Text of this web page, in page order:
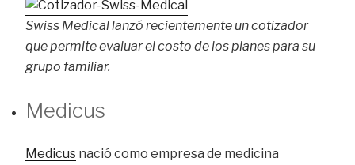
Swiss Medical lanzó recientemente un cotizador
que permite evaluar el costo de los planes para su
grupo familiar.
Medicus
Medicus nació como empresa de medicina